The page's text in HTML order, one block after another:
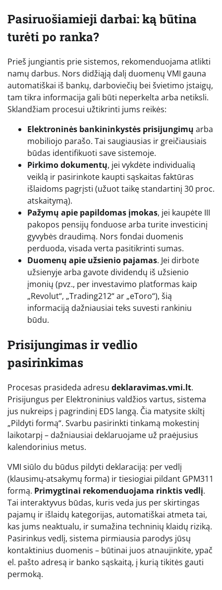
Pasiruošiamieji darbai: ką būtina
turėti po ranka?
Prieš jungiantis prie sistemos, rekomenduojama atlikti
namų darbus. Nors didžiąją dalį duomenų VMI gauna
automatiškai iš bankų, darboviečių bei švietimo įstaigų,
tam tikra informacija gali būti neperkelta arba netiksli.
Sklandžiam procesui užtikrinti jums reikės:
Elektroninės bankininkystės prisijungimų arba
mobiliojo parašo. Tai saugiausias ir greičiausiais
būdas identifikuoti save sistemoje.
Pirkimo dokumentų, jei vykdėte individualią
veiklą ir pasirinkote kaupti sąskaitas faktūras
išlaidoms pagrįsti (užuot taikę standartinį 30 proc.
atskaitymą).
Pažymų apie papildomas įmokas, jei kaupėte III
pakopos pensijų fonduose arba turite investicinį
gyvybės draudimą. Nors fondai duomenis
perduoda, visada verta pasitikrinti sumas.
Duomenų apie užsienio pajamas. Jei dirbote
užsienyje arba gavote dividendų iš užsienio
įmonių (pvz., per investavimo platformas kaip
„Revolut“, „Trading212“ ar „eToro“), šią
informaciją dažniausiai teks suvesti rankiniu
būdu.
Prisijungimas ir vedlio
pasirinkimas
Procesas prasideda adresu deklaravimas.vmi.lt.
Prisijungus per Elektroninius valdžios vartus, sistema
jus nukreips į pagrindinį EDS langą. Čia matysite skiltį
„Pildyti formą“. Svarbu pasirinkti tinkamą mokestinį
laikotarpį – dažniausiai deklaruojame už praėjusius
kalendorinius metus.
VMI siūlo du būdus pildyti deklaraciją: per vedlį
(klausimų-atsakymų forma) ir tiesiogiai pildant GPM311
formą. Primygtinai rekomenduojama rinktis vedlį.
Tai interaktyvus būdas, kuris veda jus per skirtingas
pajamų ir išlaidų kategorijas, automatiškai atmeta tai,
kas jums neaktualu, ir sumažina techninių klaidų riziką.
Pasirinkus vedlį, sistema pirmiausia parodys jūsų
kontaktinius duomenis – būtinai juos atnaujinkite, ypač
el. pašto adresą ir banko sąskaitą, į kurią tikitės gauti
permoką.